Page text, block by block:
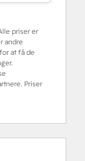
priser er
andre
at få de
Priser